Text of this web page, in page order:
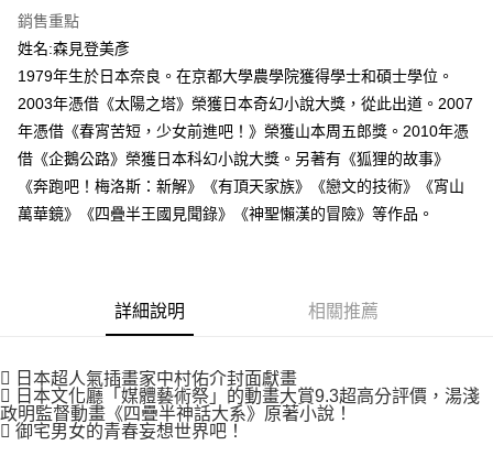
※ 請注意：結帳手續完成當下不需立刻繳費，但若您需要取消訂單，請聯絡
購買商品的店家。未經商家同意取消之訂單仍視為有效，需透過AFTEE先享
後付繳納相關費用。
※ 交易是否成功請以「AFTEE先享後付 」之結帳頁面顯示為準，若有關於
是否繳費成功／繳費後需取消欲退款等相關疑問，請聯繫「AFTEE先享後付
【注意事項】
１．透過由恩沛科技股份有限公司提供之「AFTEE先享後付」服務完成之交
易，需依本服務之必要範圍內提供個人資料，並將交易相關給付款項請求債
權轉讓予恩沛科技股份有限公司。
４．使用「AFTEE先享後付」時，將依據個別帳號之用戶狀況，依本公司即
請求用戶進行身份認證。
５．嚴禁一人註冊多個帳號或使用他人資訊註冊。若發現惡意使用之情形，
恩沛科技股份有限公司將有權停止該用戶之使用額度並採取法律行動。
每筆NT$80，滿NT$500(含以上)免運費
付款後萊爾富取貨
每筆NT$80，滿NT$500(含以上)免運費
7-11取貨付款
每筆NT$80，滿NT$500(含以上)免運費
付款後7-11取貨
每筆NT$100，滿NT$800(含以上)免運費
銷售重點
姓名:森見登美彥
1979年生於日本奈良。在京都大學農學院獲得學士和碩士學位。
2003年憑借《太陽之塔》榮獲日本奇幻小說大獎，從此出道。2007
年憑借《春宵苦短，少女前進吧！》榮獲山本周五郎獎。2010年憑
借《企鵝公路》榮獲日本科幻小說大獎。另著有《狐狸的故事》
《奔跑吧！梅洛斯：新解》《有頂天家族》《戀文的技術》《宵山
萬華鏡》《四疊半王國見聞錄》《神聖懶漢的冒險》等作品。
詳細說明 相關推薦
 日本超人氣插畫家中村佑介封面獻畫
 日本文化廳「媒體藝術祭」的動畫大賞9.3超高分評價，湯淺
政明監督動畫《四疊半神話大系》原著小說！
 御宅男女的青春妄想世界吧！